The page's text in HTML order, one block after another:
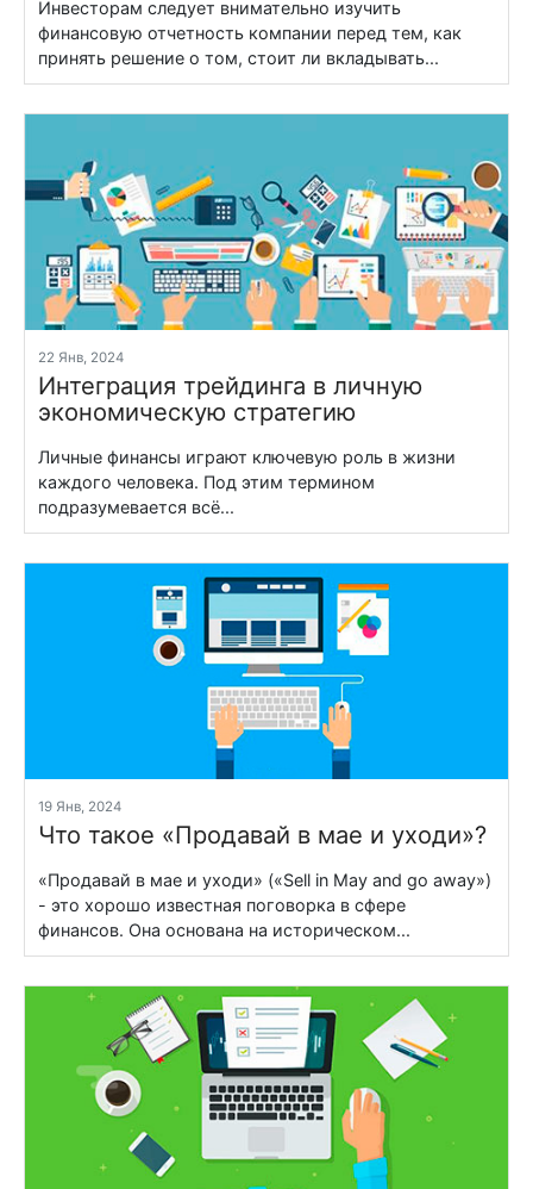
Инвесторам следует внимательно изучить
финансовую отчетность компании перед тем, как
принять решение о том, стоит ли вкладывать...
22 Янв, 2024
Интеграция трейдинга в личную
экономическую стратегию
Личные финансы играют ключевую роль в жизни
каждого человека. Под этим термином
подразумевается всё...
19 Янв, 2024
Что такое «Продавай в мае и уходи»?
«Продавай в мае и уходи» («Sell in May and go away»)
- это хорошо известная поговорка в сфере
финансов. Она основана на историческом...